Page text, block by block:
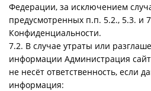
Федерации, за исключением
предусмотренных п.п. 5.2., 5.3. и
Конфиденциальности.
7.2. В случае утраты или
информации Администрация
не несёт ответственность, если
информация: